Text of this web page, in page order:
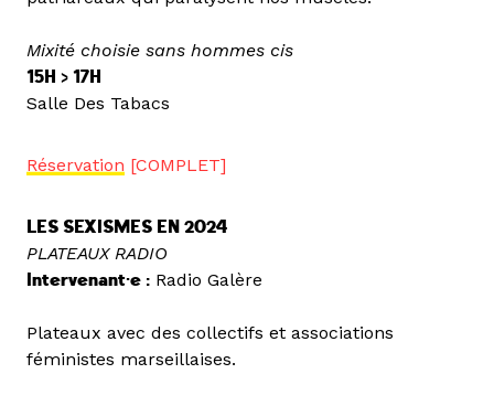
Mixité choisie sans hommes cis
15H > 17H
Salle Des Tabacs
Réservation [COMPLET]
LES SEXISMES EN 2024
PLATEAUX RADIO
Intervenant·e : Radio Galère
Plateaux avec des collectifs et associations
féministes marseillaises.